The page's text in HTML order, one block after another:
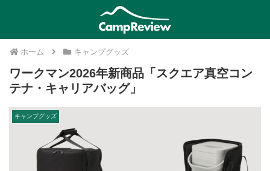
ホーム キャンプグッズ
ワークマン2026年新商品「スクエア真空コン
テナ・キャリアバッグ」
キャンプグッズ